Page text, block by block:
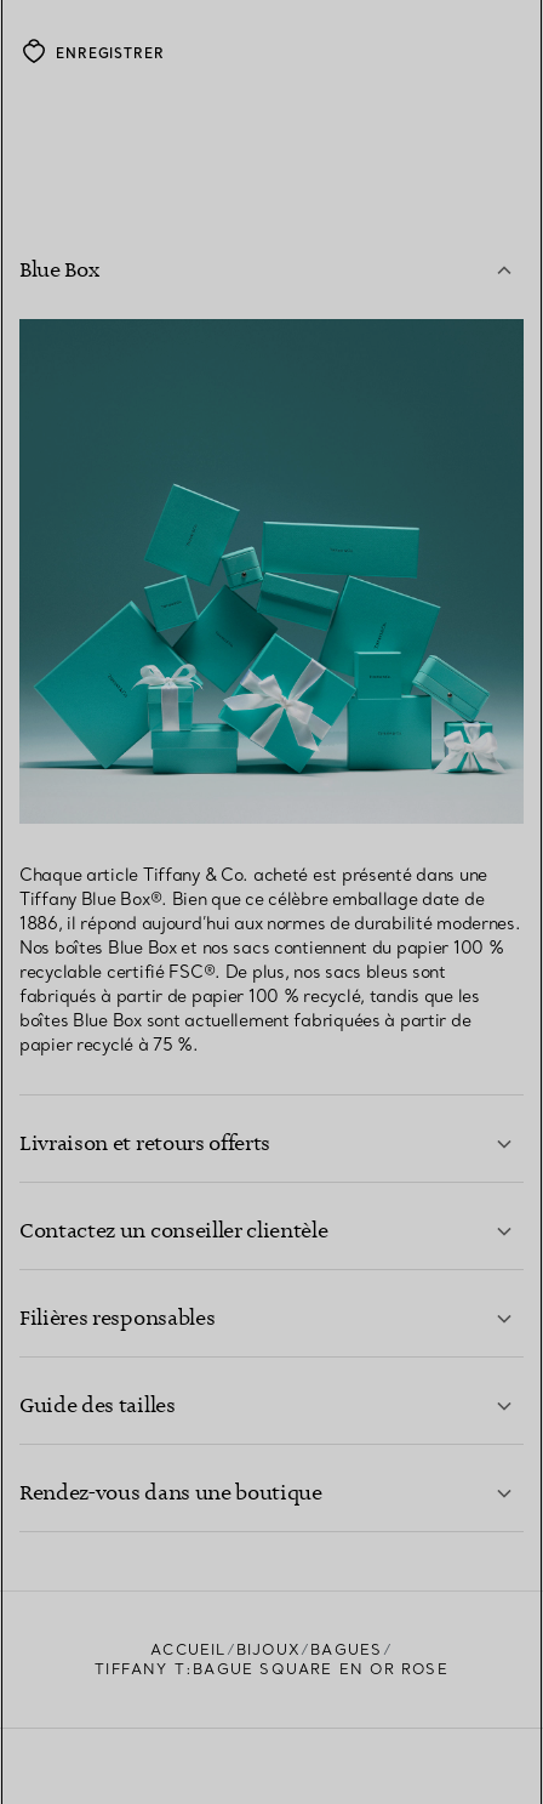
ENREGISTRER
Blue Box
Chaque article Tiffany & Co. acheté est présenté dans une
Tiffany Blue Box®. Bien que ce célèbre emballage date de
1886, il répond aujourd’hui aux normes de durabilité modernes.
Nos boîtes Blue Box et nos sacs contiennent du papier 100 %
recyclable certifié FSC®. De plus, nos sacs bleus sont
fabriqués à partir de papier 100 % recyclé, tandis que les
boîtes Blue Box sont actuellement fabriquées à partir de
papier recyclé à 75 %.
Livraison et retours offerts
Contactez un conseiller clientèle
Filières responsables
Guide des tailles
Rendez-vous dans une boutique
TROUVEZ LA BOUTIQUE LA PLUS PROCHE
ACCUEIL BIJOUX
BAGUES
TIFFANY T:BAGUE SQUARE EN OR ROSE